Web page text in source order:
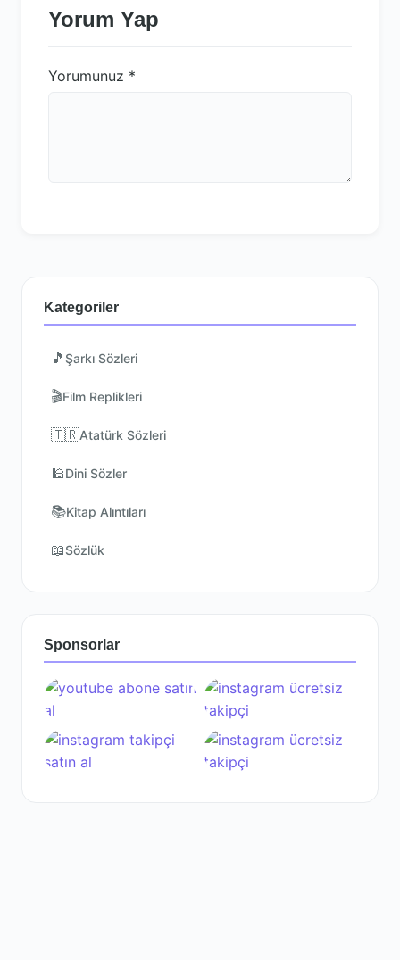
Yorum Yap
Yorumunuz *
Kategoriler
🎵 Şarkı Sözleri
🎬Film Replikleri
🇹🇷Atatürk Sözleri
🕌Dini Sözler
📚Kitap Alıntıları
📖Sözlük
Sponsorlar